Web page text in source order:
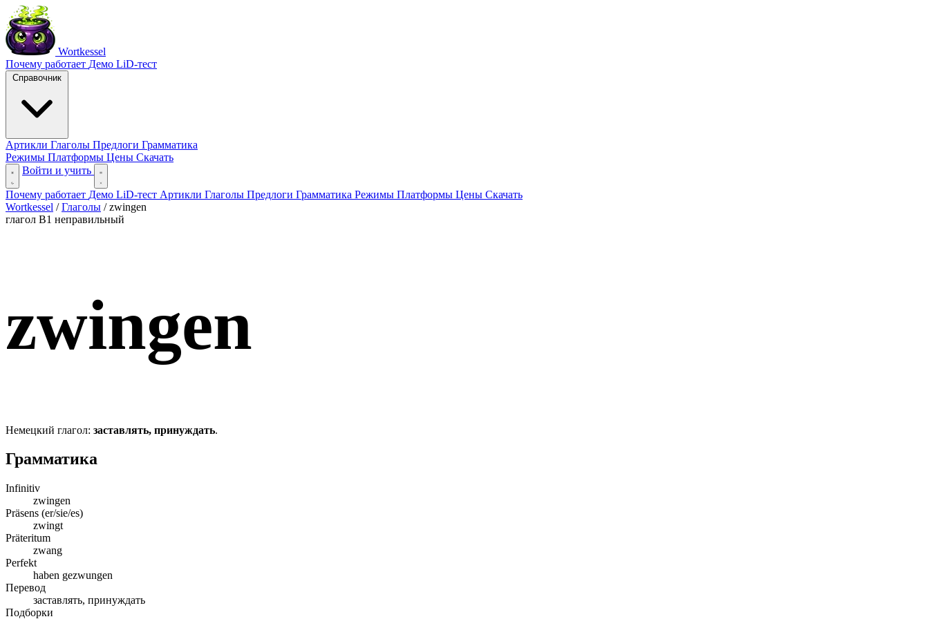
Wortkessel
Почему работает Демо LiD-тест
Справочник
Артикли Глаголы Предлоги Грамматика
Режимы Платформы Цены Скачать
Войти и учить
Почему работает Демо LiD-тест Артикли Глаголы Предлоги Грамматика Режимы Платформы Цены Скачать
Wortkessel / Глаголы / zwingen
глагол B1 неправильный
zwingen
Немецкий глагол: заставлять, принуждать.
Грамматика
Infinitiv
zwingen
Präsens (er/sie/es)
zwingt
Präteritum
zwang
Perfekt
haben gezwungen
Перевод
заставлять, принуждать
Подборки